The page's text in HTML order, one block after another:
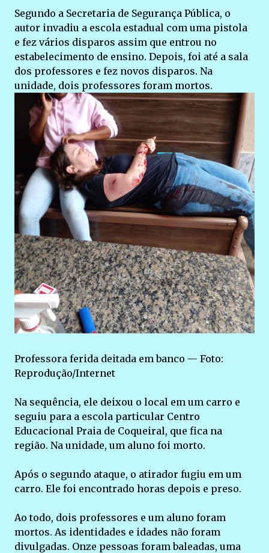
Segundo a Secretaria de Segurança Pública, o
autor invadiu a escola estadual com uma pistola
e fez vários disparos assim que entrou no
estabelecimento de ensino. Depois, foi até a sala
dos professores e fez novos disparos. Na
unidade, dois professores foram mortos.
Professora ferida deitada em banco — Foto:
Reprodução/Internet
Na sequência, ele deixou o local em um carro e
seguiu para a escola particular Centro
Educacional Praia de Coqueiral, que fica na
região. Na unidade, um aluno foi morto.
Após o segundo ataque, o atirador fugiu em um
carro. Ele foi encontrado horas depois e preso.
Ao todo, dois professores e um aluno foram
mortos. As identidades e idades não foram
divulgadas. Onze pessoas foram baleadas, uma